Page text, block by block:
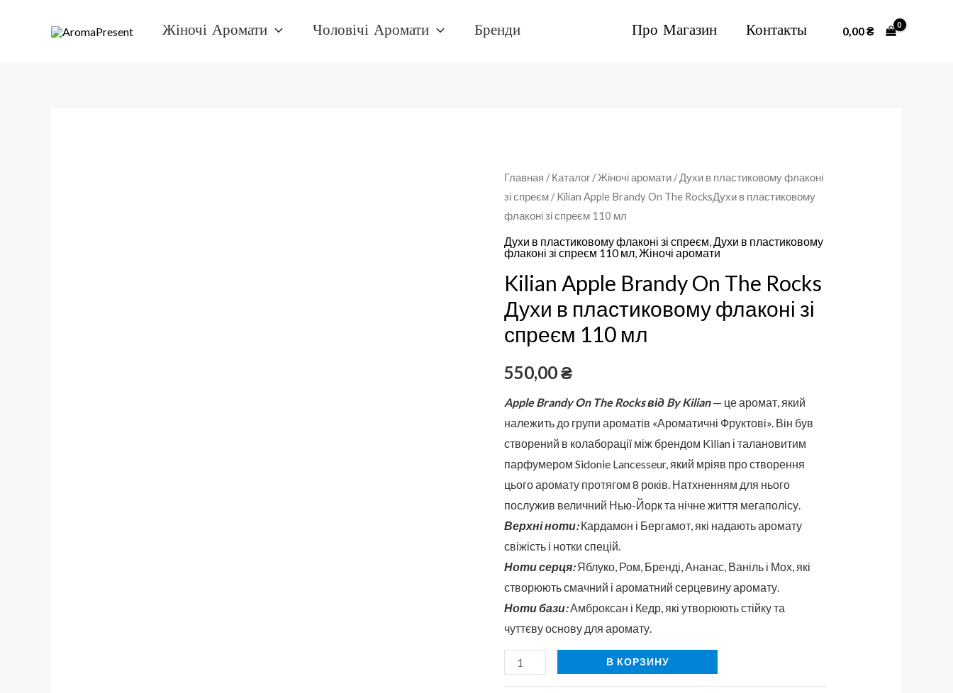
Жіночі Аромати Чоловічі Аромати Бренди Про Магазин Контакты 0,00₴
Главная /Каталог /Жіночі аромати /Духи в пластиковому флаконі
зі спреєм / Kilian Apple Brandy On The RocksДухи в пластиковому
флаконі зі спреєм 110 мл
Духи в пластиковому флаконі зі спреєм,Духи в пластиковому
флаконі зі спреєм 110 мл,Жіночі аромати
Kilian Apple Brandy On The Rocks
Духи в пластиковому флаконі зі
спреєм 110 мл
550,00₴
Apple Brandy On The Rocks від By Kilian— це аромат, який
належить до групи ароматів «Ароматичні Фруктові». Він був
створений в колаборації між брендом Kilian і талановитим
парфумером Sidonie Lancesseur, який мріяв про створення
цього аромату протягом 8 років. Натхненням для нього
послужив величний Нью-Йорк та нічне життя мегаполісу.
Верхні ноти:Кардамон і Бергамот, які надають аромату
свіжість і нотки спецій.
Ноти серця:Яблуко, Ром, Бренді, Ананас, Ваніль і Мох, які
створюють смачний і ароматний серцевину аромату.
Ноти бази:Амброксан і Кедр, які утворюють стійку та
чуттєву основу для аромату.
Количество
товара
Kilian
Apple
Brandy
On
The
RocksДухи
в
флаконі
зі
спреєм
110
мл
В КОРЗИНУ